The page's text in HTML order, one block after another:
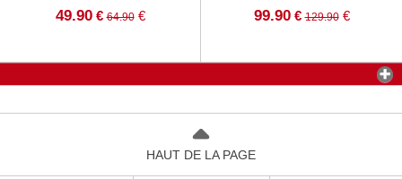
49.90 € 64.90€ 99.90 € 129.90€
HAUT DE LA PAGE